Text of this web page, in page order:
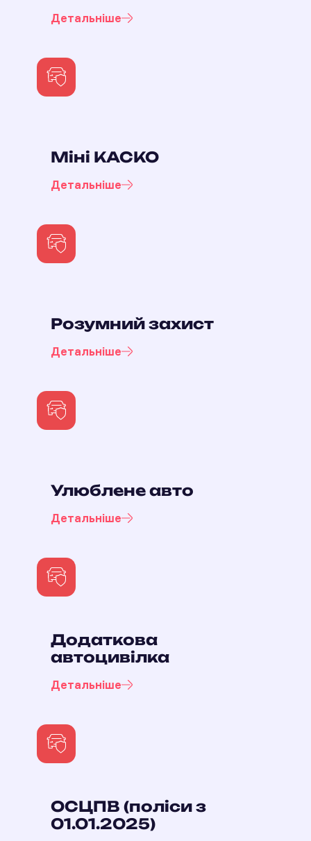
Детальніше
Міні КАСКО
Детальніше
Розумний захист
Детальніше
Улюблене авто
Детальніше
Додаткова
автоцивілка
Детальніше
ОСЦПВ (поліси з
01.01.2025)